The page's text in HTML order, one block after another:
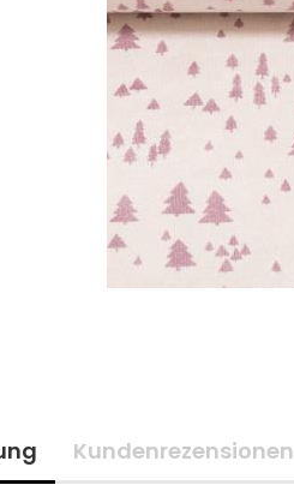
Kundenrezensionen